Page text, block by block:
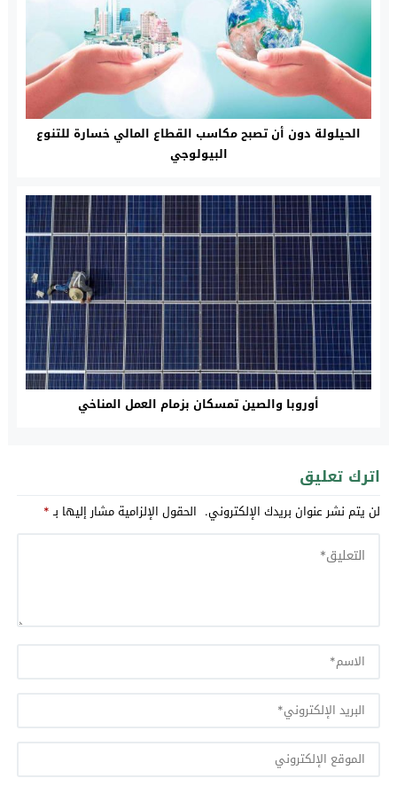
الحيلولة دون أن تصبح مكاسب القطاع المالي خسارة للتنوع
البيولوجي
أوروبا والصين تمسكان بزمام العمل المناخي
اترك تعليق
لن يتم نشر عنوان بريدك الإلكتروني. الحقول الإلزامية مشار إليها بـ*